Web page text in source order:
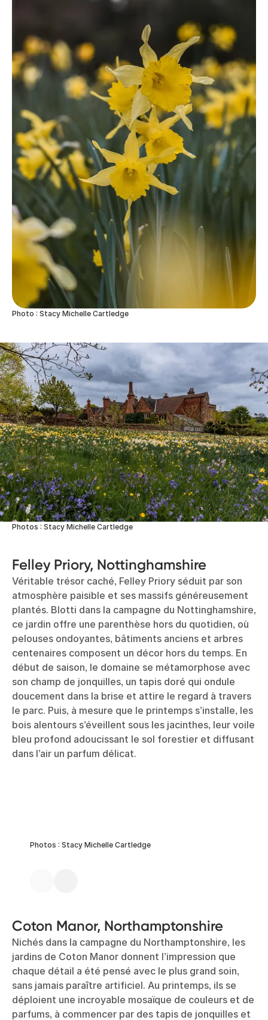
Photo : Stacy Michelle Cartledge
Photos : Stacy Michelle Cartledge
Felley Priory, Nottinghamshire
Véritable trésor caché, Felley Priory séduit par son
atmosphère paisible et ses massifs généreusement
plantés. Blotti dans la campagne du Nottinghamshire,
ce jardin offre une parenthèse hors du quotidien, où
pelouses ondoyantes, bâtiments anciens et arbres
centenaires composent un décor hors du temps. En
début de saison, le domaine se métamorphose avec
son champ de jonquilles, un tapis doré qui ondule
doucement dans la brise et attire le regard à travers
le parc. Puis, à mesure que le printemps s’installe, les
bois alentours s’éveillent sous les jacinthes, leur voile
bleu profond adoucissant le sol forestier et diffusant
dans l’air un parfum délicat.
Photos : Stacy Michelle Cartledge
Coton Manor, Northamptonshire
Nichés dans la campagne du Northamptonshire, les
jardins de Coton Manor donnent l’impression que
chaque détail a été pensé avec le plus grand soin,
sans jamais paraître artificiel. Au printemps, ils se
déploient une incroyable mosaïque de couleurs et de
parfums, à commencer par des tapis de jonquilles et